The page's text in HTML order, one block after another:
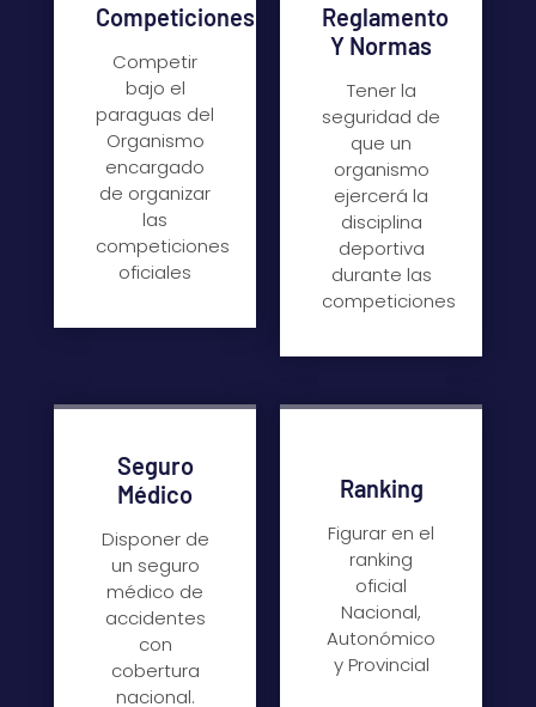
Competiciones
Competir
bajo el
paraguas del
Organismo
encargado
de organizar
las
competiciones
oficiales
Reglamento
Y Normas
Tener la
seguridad de
que un
organismo
ejercerá la
disciplina
deportiva
durante las
competiciones
Seguro
Médico
Disponer de
un seguro
médico de
accidentes
con
cobertura
nacional.
Ranking
Figurar en el
ranking
oficial
Nacional,
Autonómico
y Provincial